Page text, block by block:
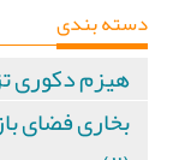
دسته بندی
هیزم دکوری
بخاری فضای